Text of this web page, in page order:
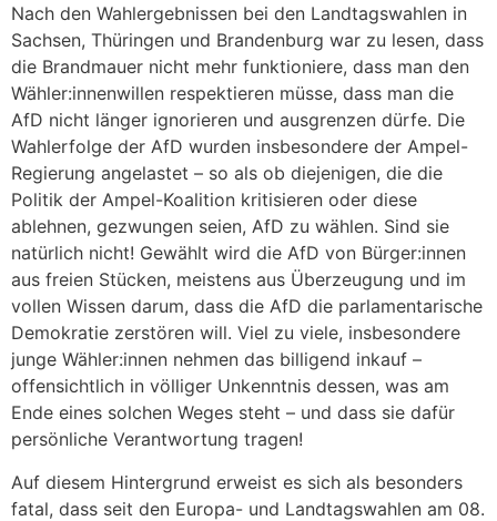
Nach den Wahlergebnissen bei den Landtagswahlen in
Sachsen, Thüringen und Brandenburg war zu lesen, dass
die Brandmauer nicht mehr funktioniere, dass man den
Wähler:innenwillen respektieren müsse, dass man die
AfD nicht länger ignorieren und ausgrenzen dürfe. Die
Wahlerfolge der AfD wurden insbesondere der Ampel-
Regierung angelastet – so als ob diejenigen, die die
Politik der Ampel-Koalition kritisieren oder diese
ablehnen, gezwungen seien, AfD zu wählen. Sind sie
natürlich nicht! Gewählt wird die AfD von Bürger:innen
aus freien Stücken, meistens aus Überzeugung und im
vollen Wissen darum, dass die AfD die parlamentarische
Demokratie zerstören will. Viel zu viele, insbesondere
junge Wähler:innen nehmen das billigend inkauf –
offensichtlich in völliger Unkenntnis dessen, was am
Ende eines solchen Weges steht – und dass sie dafür
persönliche Verantwortung tragen!
Auf diesem Hintergrund erweist es sich als besonders
fatal, dass seit den Europa- und Landtagswahlen am 08.